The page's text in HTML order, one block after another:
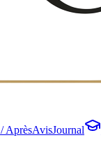
AprèsAvisJournal